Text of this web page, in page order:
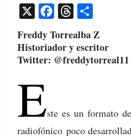
X F
a
c
e
k
T
h
re
a
o
m
p
Freddy Torrealba Z
Historiador y escritor
Twitter: @freddytorreal11
Este es un for­ma­to
radiofóni­co poco